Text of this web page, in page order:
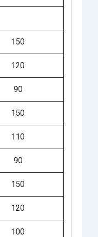
150
120
90
150
110
90
150
120
100